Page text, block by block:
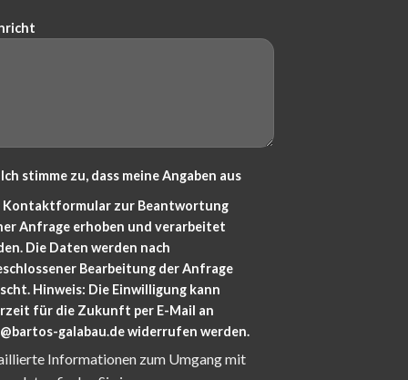
Ich stimme zu, dass meine Angaben aus
Kontaktformular zur Beantwortung
Anfrage erhoben und verarbeitet
Die Daten werden nach
Bearbeitung der Anfrage
Hinweis: Die Einwilligung kann
für die Zukunft per E-Mail an
galabau.de widerrufen werden.
Informationen zum Umgang mit